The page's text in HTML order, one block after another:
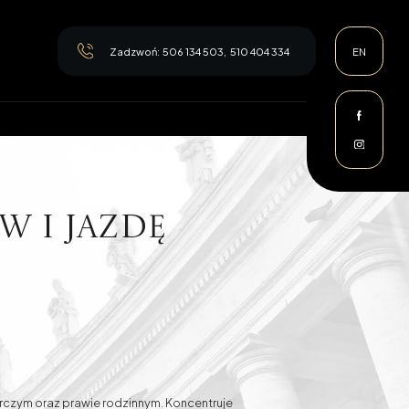
Zadzwoń: 506 134 503 510 404 334 EN
i jazdę
oraz prawie rodzinnym. Koncentruje